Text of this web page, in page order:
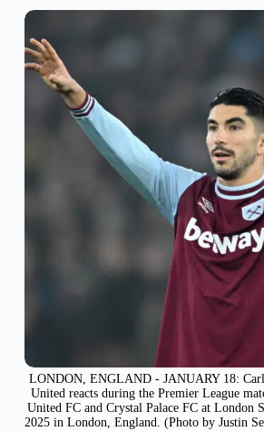
LONDON, ENGLAND - JANUARY 18:
United reacts during the Premier League
United FC and Crystal Palace FC at London
2025 in London, England. (Photo by Justin